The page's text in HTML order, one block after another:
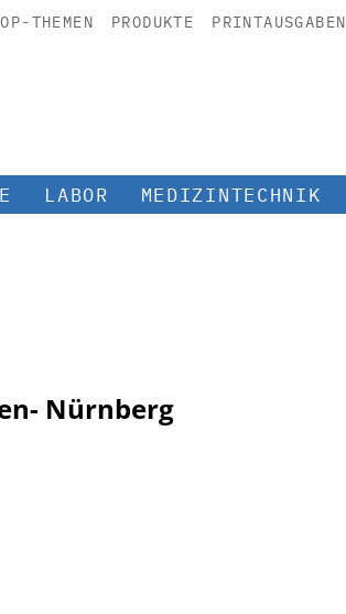
THEMEN PRODUKTE PRINTAUSGABEN
LABOR MEDIZINTECHNIK
Nürnberg